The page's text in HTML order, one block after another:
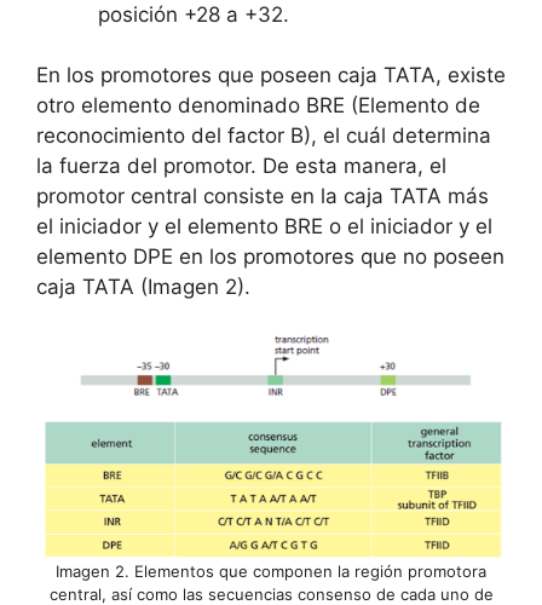
posición +28 a +32.
En los promotores que poseen caja TATA, existe
otro elemento denominado BRE (Elemento de
reconocimiento del factor B), el cuál determina
la fuerza del promotor. De esta manera, el
promotor central consiste en la caja TATA más
el iniciador y el elemento BRE o el iniciador y el
elemento DPE en los promotores que no poseen
caja TATA (Imagen 2).
Imagen 2. Elementos que componen la región promotora
central, así como las secuencias consenso de cada uno de